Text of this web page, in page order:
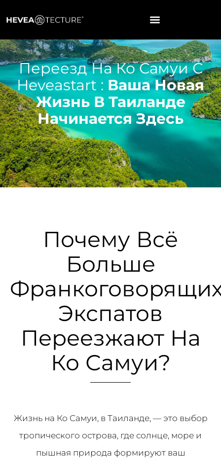
Переезд На Ко Самуи С
Heveastart : Ваша Новая
Жизнь В Таиланде
Начинается Здесь
Почему Всё
Больше
Экспатов
Переезжают На
Ко Самуи?
Жизнь на Ко Самуи, в Таиланде, — это выбор
тропического острова, где солнце, море и
пышная природа формируют ваш